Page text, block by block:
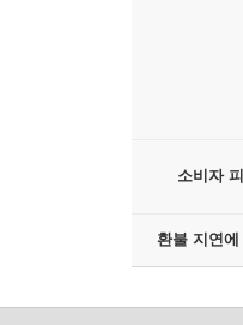
소비자
환불 지연